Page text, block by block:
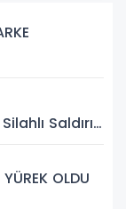
Saldırı:
OLDU